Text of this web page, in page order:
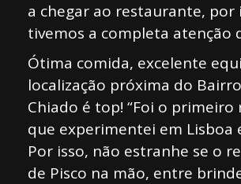
a chegar ao restaurante, por
tivemos a completa atenção
Ótima comida, excelente
localização próxima do
Chiado é top! “Foi o
que experimentei em Lisboa
Por isso, não estranhe se o
de Pisco na mão, entre